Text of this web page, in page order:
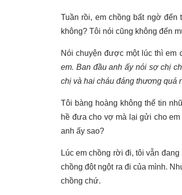
Tuần rồi, em chồng bất ngờ
không? Tôi nói cũng không đến
Nói chuyện được một lúc thì em
em. Ban đầu anh ấy nói sợ chị
chị và hai cháu đáng thương quá
Tôi bàng hoàng không thể tin
hề đưa cho vợ mà lại gửi cho
anh ấy sao?
Lúc em chồng rời đi, tôi vẫn
chồng đột ngột ra đi của mình.
chồng chứ.